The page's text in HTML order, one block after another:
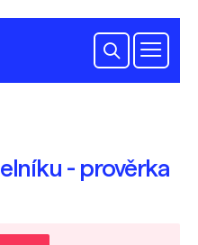
- prověrka